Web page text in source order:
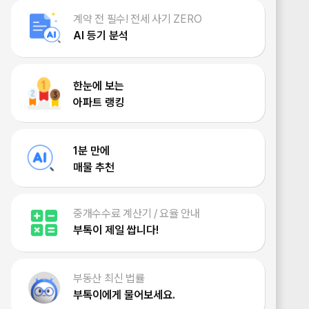
계약 전 필수! 전세 사기 ZERO
AI 등기 분석
한눈에 보는
아파트 랭킹
1분 만에
매물 추천
중개수수료 계산기 / 요율 안내
부톡이 제일 쌉니다!
부동산 최신 법률
부톡이에게 물어보세요.